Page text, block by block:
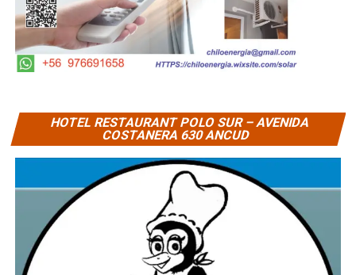
HOTEL RESTAURANT POLO SUR – AVENIDA
COSTANERA 630 ANCUD